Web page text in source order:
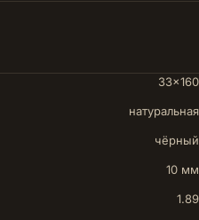
33×160
натуральная
чёрный
10 мм
1.89